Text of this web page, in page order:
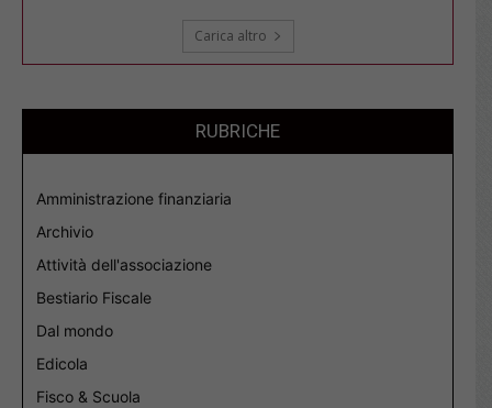
Carica altro
RUBRICHE
Amministrazione finanziaria
Archivio
Attività dell'associazione
Bestiario Fiscale
Dal mondo
Edicola
Fisco & Scuola